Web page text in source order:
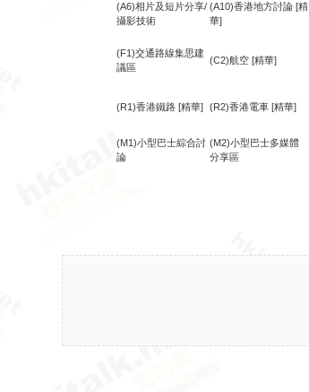
(A6)相片及短片分享/
攝影技術
(A10)香港地方討論 [精
華]
(F1)交通路線集思建
議區
(C2)航空 [精華]
(R1)香港鐵路 [精華] (R2)香港電車 [精華]
(M1)小型巴士綜合討
論
(M2)小型巴士多媒體
分享區